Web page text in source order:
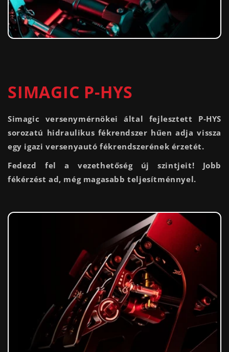
SIMAGIC P-HYS
Simagic versenymérnökei által fejlesztett P-HYS
sorozatú hidraulikus fékrendszer hűen adja vissza
egy igazi versenyautó fékrendszerének érzetét.
Fedezd fel a vezethetőség új szintjeit! Jobb
fékérzést ad, még magasabb teljesítménnyel.